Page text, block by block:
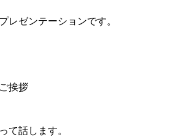
レゼンテーションです。
挨拶
て話します。